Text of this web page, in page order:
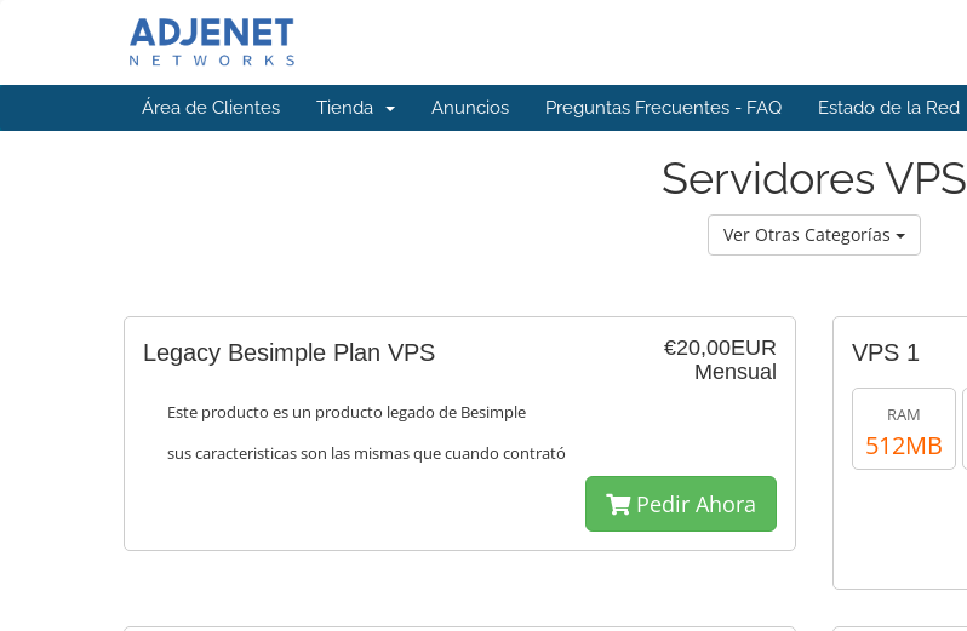
Área de Clientes Tienda Anuncios Preguntas Frecuentes - FAQ Estado de la Red
Servidores VPS
Ver Otras Categorías
€20,00EUR
Mensual
Legacy Besimple Plan VPS
Este producto es un producto legado de Besimple
sus caracteristicas son las mismas que cuando contrató
Pedir Ahora
VPS 1
RAM
512MB